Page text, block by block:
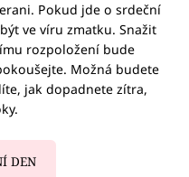
Pokud jde o srdeční
ve víru zmatku. Snažit
rozpoložení bude
Možná budete
jak dopadnete zítra,
DEN